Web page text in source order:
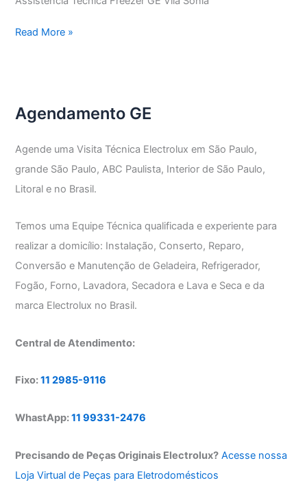
Assistência
Read More »
Agendamento GE
Agende uma Visita Técnica Electrolux em São Paulo,
grande São Paulo, ABC Paulista, Interior de São Paulo,
Litoral e no Brasil.
Temos uma Equipe Técnica qualificada e experiente para
realizar a domicílio: Instalação, Conserto, Reparo,
Conversão e Manutenção de Geladeira, Refrigerador,
Fogão, Forno, Lavadora, Secadora e Lava e Seca e da
marca Electrolux no Brasil.
Central de Atendimento:
Fixo:11 2985-9116
WhastApp:11 99331-2476
Precisando de Peças Originais Electrolux? Acesse nossa
Loja Virtual de Peças para Eletrodomésticos